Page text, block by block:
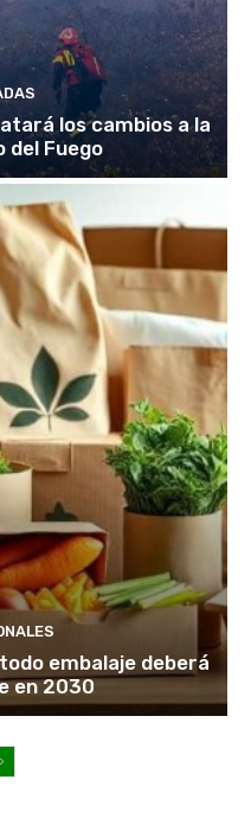
los cambios a la
del Fuego
embalaje deberá
en 2030